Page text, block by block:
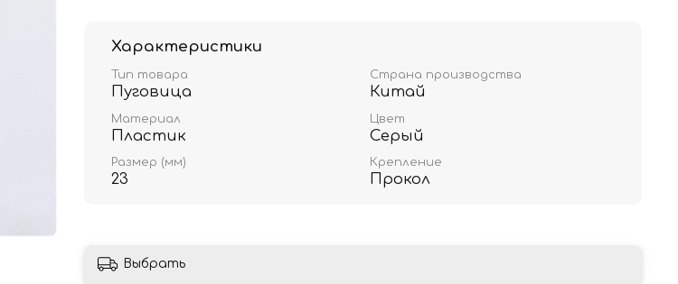
Характеристики
Тип товара
Пуговица
Страна производства
Китай
Материал
Пластик
Цвет
Серый
Размер (мм)
23
Крепление
Прокол
Выбрать